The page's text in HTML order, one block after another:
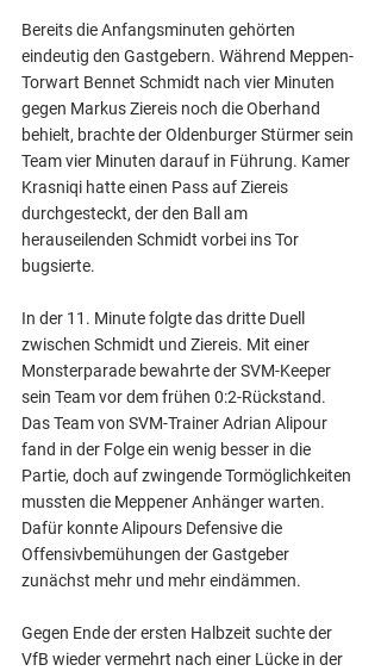
Bereits die Anfangsminuten gehörten
eindeutig den Gastgebern. Während Meppen-
Torwart Bennet Schmidt nach vier Minuten
gegen Markus Ziereis noch die Oberhand
behielt, brachte der Oldenburger Stürmer sein
Team vier Minuten darauf in Führung. Kamer
Krasniqi hatte einen Pass auf Ziereis
durchgesteckt, der den Ball am
herauseilenden Schmidt vorbei ins Tor
bugsierte.
In der 11. Minute folgte das dritte Duell
zwischen Schmidt und Ziereis. Mit einer
Monsterparade bewahrte der SVM-Keeper
sein Team vor dem frühen 0:2-Rückstand.
Das Team von SVM-Trainer Adrian Alipour
fand in der Folge ein wenig besser in die
Partie, doch auf zwingende Tormöglichkeiten
mussten die Meppener Anhänger warten.
Dafür konnte Alipours Defensive die
Offensivbemühungen der Gastgeber
zunächst mehr und mehr eindämmen.
Gegen Ende der ersten Halbzeit suchte der
VfB wieder vermehrt nach einer Lücke in der